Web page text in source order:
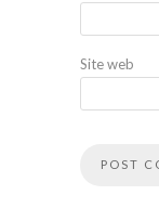
Site web